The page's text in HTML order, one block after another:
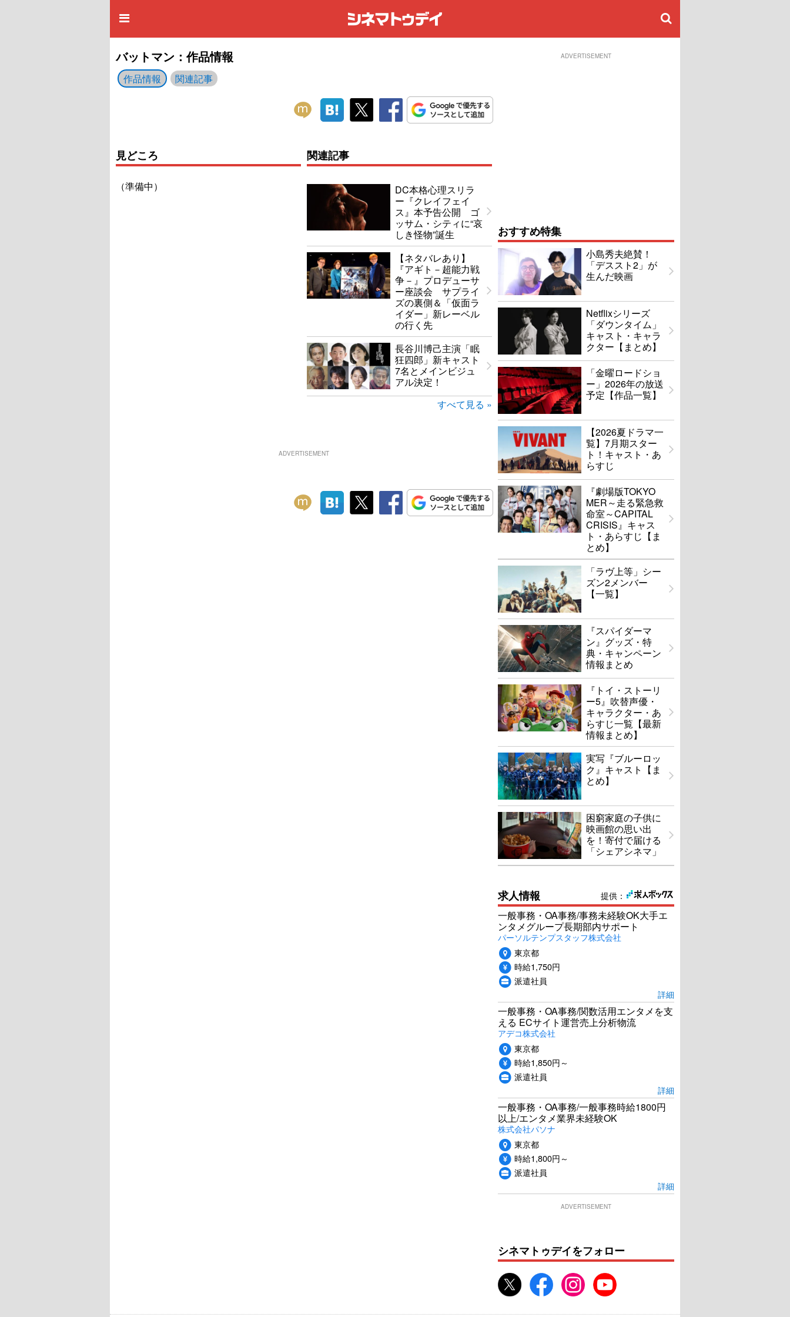
バットマン：作品情報
作品情報 関連記事
見どころ
（準備中）
関連記事
DC本格心理スリラ
ー『クレイフェイ
ス』本予告公開 ゴ
ッサム・シティに“哀
しき怪物”誕生
【ネタバレあり】
『アギト－超能力戦
争－』プロデューサ
ー座談会 サプライ
ズの裏側＆「仮面ラ
イダー」新レーベル
の行く先
長谷川博己主演「眠
狂四郎」新キャスト
7名とメインビジュ
アル決定！
すべて見る »
ADVERTISEMENT
ADVERTISEMENT
おすすめ特集
小島秀夫絶賛！
「デススト2」が
生んだ映画
Netflixシリーズ
「ダウンタイム」
キャスト・キャラ
クター【まとめ】
「金曜ロードショ
ー」2026年の放送
予定【作品一覧】
【2026夏ドラマ一
覧】7月期スター
ト！キャスト・あ
らすじ
『劇場版TOKYO
MER～走る緊急救
命室～CAPITAL
CRISIS』キャス
ト・あらすじ【ま
とめ】
「ラヴ上等」シー
ズン2メンバー
【一覧】
『スパイダーマ
ン』グッズ・特
典・キャンペーン
情報まとめ
『トイ・ストーリ
ー5』吹替声優・
キャラクター・あ
らすじ一覧【最新
情報まとめ】
実写『ブルーロッ
ク』キャスト【ま
とめ】
困窮家庭の子供に
映画館の思い出
を！寄付で届ける
「シェアシネマ」
提供：
求人情報
一般事務・OA事務/事務未経験OK大手エ
ンタメグループ長期部内サポート
パーソルテンプスタッフ株式会社
東京都
時給1,750円
派遣社員
詳細
一般事務・OA事務/関数活用エンタメを支
える ECサイト運営売上分析物流
アデコ株式会社
東京都
時給1,850円～
派遣社員
詳細
一般事務・OA事務/一般事務時給1800円
以上/エンタメ業界未経験OK
株式会社パソナ
東京都
時給1,800円～
派遣社員
詳細
ADVERTISEMENT
シネマトゥデイをフォロー